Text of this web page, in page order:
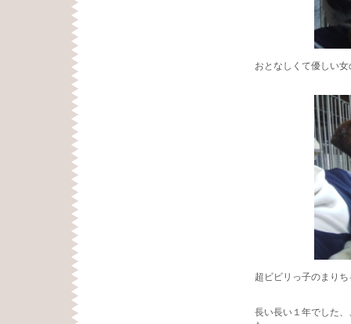
おとなしくて優しい
超ビビリっ子のまり
長い長い１年でした